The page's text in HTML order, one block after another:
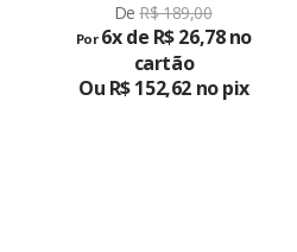
DeR$ 189,00
Por 6x de R$ 26,78 no
cartão
Ou R$ 152,62 no pix
PRODUTO